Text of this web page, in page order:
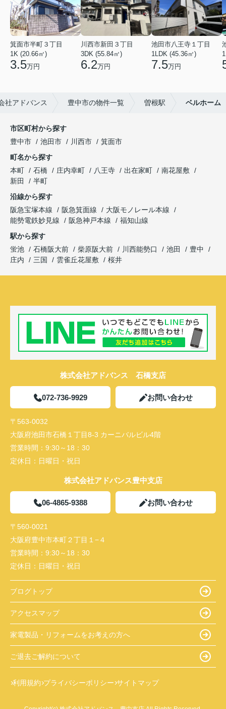
箕面市半町３丁目
1K (20.66㎡)
3.5万円
川西市新田３丁目
3DK (55.84㎡)
6.2万円
池田市八王寺１丁目
1LDK (45.36㎡)
7.5万円
社アドバンス 豊中市の物件一覧 曽根駅 ベルホーム
市区町村から探す
豊中市
池田市 川西市
箕面市
町名から探す
本町
石橋 庄内幸町 八王寺 出在家町
南花屋敷
新田
半町
沿線から探す
阪急宝塚本線
阪急箕面線
大阪モノレール本線
能勢電鉄妙見線
阪急神戸本線
福知山線
駅から探す
蛍池
石橋阪大前 柴原阪大前 川西能勢口 池田
豊中
庄内
三国 雲雀丘花屋敷 桜井
株式会社アドバンス 石橋支店
072-736-9929 お問い合わせ
〒563-0032
大阪府池田市石橋１丁目8-3 カーニバルビル4階
営業時間： 9:30～18：30
定休日： 日曜日・祝日
株式会社アドバンス豊中支店
06-4865-9388 お問い合わせ
〒560-0021
大阪府豊中市本町２丁目１−４
営業時間： 9:30～18：30
定休日： 日曜日・祝日
ブログトップ
アクセスマップ
家電製品・リフォームをお考えの方へ
ご退去ご解約について
利用規約 プライバシーポリシー サイトマップ